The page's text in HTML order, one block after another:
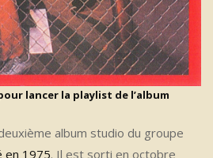
lancer la playlist de l’album
album studio du groupe
en 1975. Il est sorti en octobre